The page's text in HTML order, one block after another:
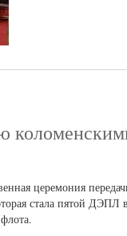
церемония
стала пятой